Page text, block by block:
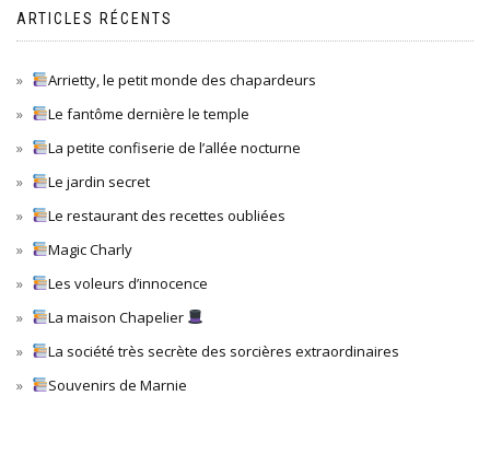
ARTICLES RÉCENTS
Arrietty, le petit monde des chapardeurs
Le fantôme dernière le temple
La petite confiserie de l’allée nocturne
Le jardin secret
Le restaurant des recettes oubliées
Magic Charly
Les voleurs d’innocence
La maison Chapelier
La société très secrète des sorcières extraordinaires
Souvenirs de Marnie